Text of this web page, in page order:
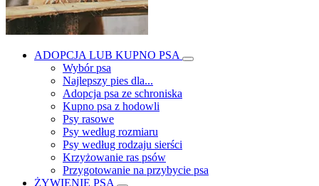
ADOPCJA LUB KUPNO PSA
Wybór psa
Najlepszy pies dla...
Adopcja psa ze schroniska
Kupno psa z hodowli
Psy rasowe
Psy według rozmiaru
Psy według rodzaju sierści
Krzyżowanie ras psów
Przygotowanie na przybycie psa
ŻYWIENIE PSA